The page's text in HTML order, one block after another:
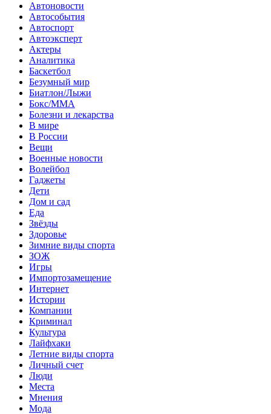
Автоновости
Автособытия
Автоспорт
Автоэксперт
Актеры
Аналитика
Баскетбол
Безумный мир
Биатлон/Лыжи
Бокс/MMA
Болезни и лекарства
В мире
В России
Вещи
Военные новости
Волейбол
Гаджеты
Дети
Дом и сад
Еда
Звёзды
Здоровье
Зимние виды спорта
ЗОЖ
Игры
Импортозамещение
Интернет
Истории
Компании
Криминал
Культура
Лайфхаки
Летние виды спорта
Личный счет
Люди
Места
Мнения
Мода